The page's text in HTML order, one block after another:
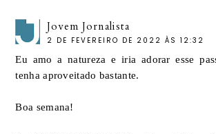
Jovem Jornalista
2 DE FEVEREIRO DE 2022 ÀS 12:32
Eu amo a natureza e iria adorar esse
tenha aproveitado bastante.
Boa semana!